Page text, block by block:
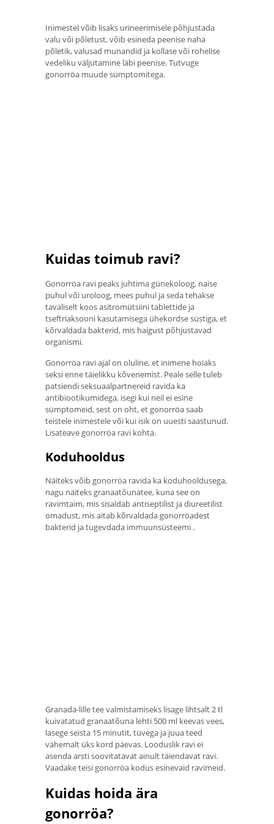
Inimestel võib lisaks urineerimisele põhjustada
valu või põletust, võib esineda peenise naha
põletik, valusad munandid ja kollase või rohelise
vedeliku väljutamine läbi peenise. Tutvuge
gonorröa muude sümptomitega.
Kuidas toimub ravi?
Gonorröa ravi peaks juhtima günekoloog, naise
puhul või uroloog, mees puhul ja seda tehakse
tavaliselt koos asitromütsiini tablettide ja
tseftriaksooni kasutamisega ühekordse süstiga, et
kõrvaldada bakterid, mis haigust põhjustavad
organismi.
Gonorröa ravi ajal on oluline, et inimene hoiaks
seksi enne täielikku kõvenemist. Peale selle tuleb
patsiendi seksuaalpartnereid ravida ka
antibiootikumidega, isegi kui neil ei esine
sümptomeid, sest on oht, et gonorröa saab
teistele inimestele või kui isik on uuesti saastunud.
Lisateave gonorröa ravi kohta.
Koduhooldus
Näiteks võib gonorröa ravida ka koduhooldusega,
nagu näiteks granaatõunatee, kuna see on
ravimtaim, mis sisaldab antiseptilist ja diureetilist
omadust, mis aitab kõrvaldada gonorröadest
bakterid ja tugevdada immuunsüsteemi .
Granada-lille tee valmistamiseks lisage lihtsalt 2 tl
kuivatatud granaatõuna lehti 500 ml keevas vees,
lasege seista 15 minutit, tüvega ja juua teed
vähemalt üks kord päevas. Looduslik ravi ei
asenda arsti soovitatavat ainult täiendavat ravi.
Vaadake teisi gonorröa kodus esinevaid ravimeid.
Kuidas hoida ära
gonorröa?